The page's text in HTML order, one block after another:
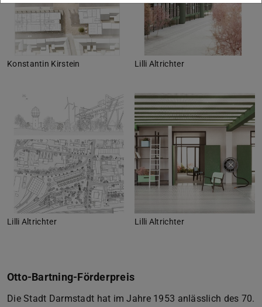
Konstantin Kirstein Lilli Altrichter
Lilli Altrichter Lilli Altrichter
Otto-Bartning-Förderpreis
Die Stadt Darmstadt hat im Jahre 1953 anlässlich des 70.